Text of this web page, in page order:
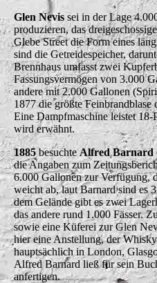
Glen Nevis sei in der Lage
produzieren, das
Glebe Street die Form eines
sind die Getreidespeicher,
Brennhaus umfasst zwei
Fassungsvermögen von 3.000
andere mit 2.000 Gallonen
1877 die größte Feinbrandblase
Eine Dampfmaschine leistet 18-
wird erwähnt.
1885besuchteAlfred Barnard
die Angaben zum
6.000 Gallonen zur Verfügung,
weicht ab, laut Barnard sind es
dem Gelände gibt es zwei
das andere rund 1.000 Fässer.
sowie eine Küferei zur Glen
hier eine Anstellung, der
hauptsächlich in London,
Alfred Barnard ließ für sein
anfertigen.